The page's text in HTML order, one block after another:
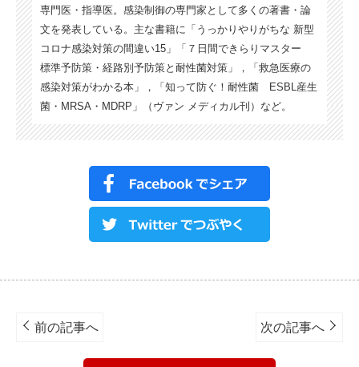
専門医・指導医。感染制御の専門家として多くの著書・論
文を発表している。主な書籍に「うっかりやりがちな 新型
コロナ感染対策の間違い15」「７日間できらりマスター
標準予防策・経路別予防策と耐性菌対策」，「救急医療の
感染対策がわかる本」，「知って防ぐ！耐性菌 ESBL産生
菌・MRSA・MDRP」（ヴァン メディカル刊）など。
navigation
前の記事へ 次の記事へ